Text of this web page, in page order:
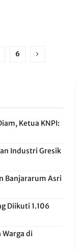
6
Ketua KNPI:
Industri Gresik
Banjararum Asri
Diikuti 1.106
Warga di